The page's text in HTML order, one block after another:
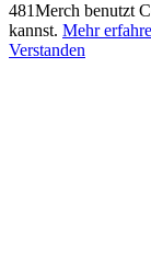
481Merch benutzt
kannst. Mehr
Verstanden